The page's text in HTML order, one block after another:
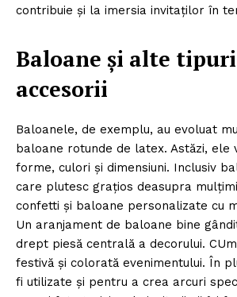
contribuie și la imersia invitaților în
Baloane și alte
accesorii
Baloanele, de exemplu, au evoluat
baloane rotunde de latex. Astăzi, ele
forme, culori și dimensiuni. Inclusiv
care plutesc grațios deasupra
confetti și baloane personalizate cu
Un aranjament de baloane bine
drept piesă centrală a decorului.
festivă și colorată evenimentului. În
fi utilizate și pentru a crea arcuri